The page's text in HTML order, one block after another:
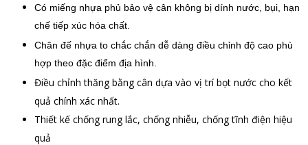
Có miếng nhựa phủ bảo vệ cân không bị dính nước, bụi, hạn
chế tiếp xúc hóa chất.
Chân đế nhựa to chắc chắn dễ dàng điều chỉnh độ cao phù
hợp theo đặc điểm địa hình.
Điều chỉnh thăng bằng cân dựa vào vị trí bọt nước cho kết
quả chính xác nhất.
Thiết kế chống rung lắc, chống nhiễu, chống tĩnh điện hiệu
quả